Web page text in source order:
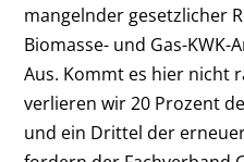
mangelnder gesetzlicher
Biomasse- und Gas-
Aus. Kommt es hier nicht
verlieren wir 20 Prozent
und ein Drittel der